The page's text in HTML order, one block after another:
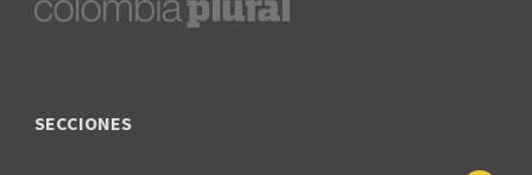
SECCIONES